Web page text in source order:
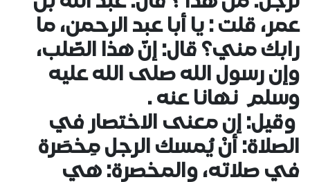
عمر، قلت : يا أبا عبد الرحمن، ما
رابك مني؟ قال: إنّ هذا الصّلب،
وإن رسول الله صلى الله عليه
وسلم نهانا عنه .
وقيل: إن معنى الاختصار في
الصلاة: أنْ يُمسك الرجل مِخصَرة
في صلاته، والمخصرة: هي